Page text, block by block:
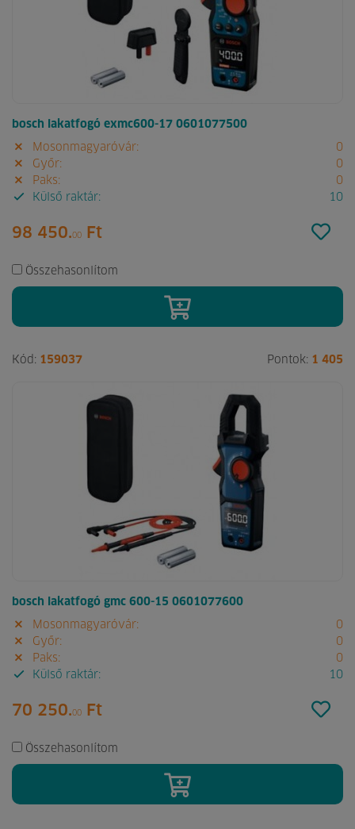
bosch lakatfogó exmc600-17 0601077500
Mosonmagyaróvár:
0
Győr:
0
Paks:
0
Külső raktár:
10
98 450.00 Ft
Összehasonlítom
Kód: 159037 Pontok: 1 405
bosch lakatfogó gmc 600-15 0601077600
Mosonmagyaróvár:
0
Győr:
0
Paks:
0
Külső raktár:
10
70 250.00 Ft
Összehasonlítom